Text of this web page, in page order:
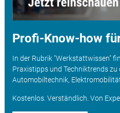
Profi-Know-how
In der Rubrik "Werkstattwissen"
Praxistipps und Techniktrends zu
Automobiltechnik,
Kostenlos. Verständlich. Von